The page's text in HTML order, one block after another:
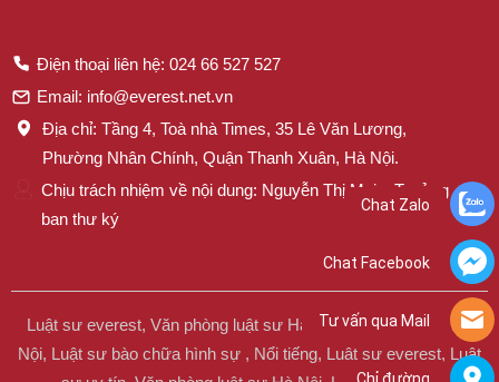
Chat Zalo
Chat Facebook
Tư vấn qua Mail
Điện thoại liên hệ: 024 66 527 527
Email: info@everest.net.vn
Địa chỉ: Tầng 4, Toà nhà Times, 35 Lê Văn Lương,
Phường Nhân Chính, Quận Thanh Xuân, Hà Nội.
Chịu trách nhiệm về nội dung: Nguyễn Thị Mai – Trưởng
ban thư ký
Luật sư everest, Văn phòng luật sư Hà Nội, Luật sư uy tín Hà
Nội, Luật sư bào chữa hình sự , Nổi tiếng, Luật sư everest, Luật